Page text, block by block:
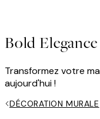
Bold
Transformez votre
aujourd'hui !
DÉCORATION MURALE